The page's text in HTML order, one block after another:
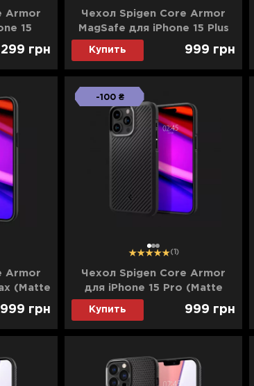
Armor
15
299 грн
Чехол Spigen Core Armor
MagSafe для iPhone 15 Plus
(Matte Black)
Купить 999 грн
Armor
(Matte
999 грн
12 3
-100 ₴
(1)
Чехол Spigen Core Armor
для iPhone 15 Pro (Matte
Black)
Купить 999 грн